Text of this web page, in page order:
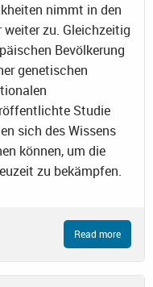
nimmt in den
zu. Gleichzeitig
Bevölkerung
genetischen
Studie
sich des Wissens
können, um die
zu bekämpfen.
Read more